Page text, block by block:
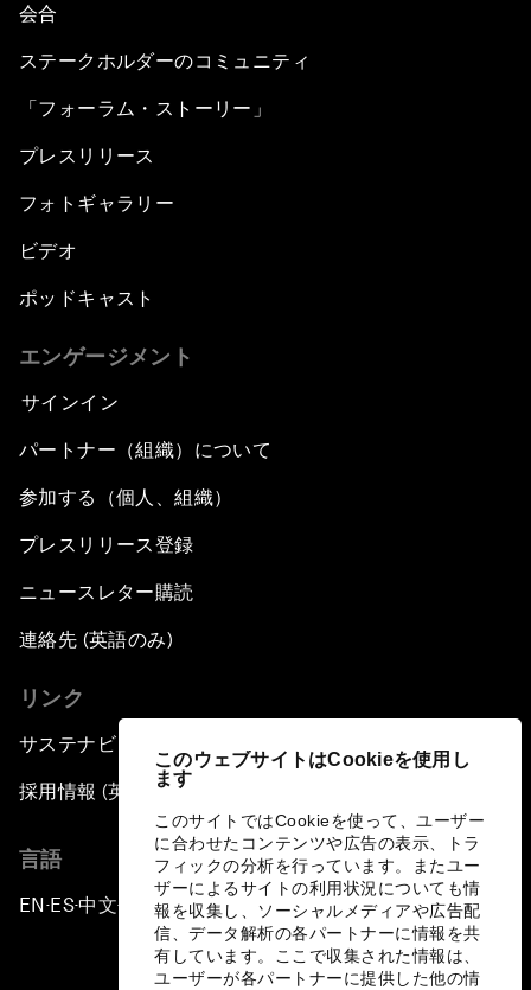
このウェブサイトはCookieを使用し
ます
このサイトではCookieを使って、ユーザー
に合わせたコンテンツや広告の表示、トラ
フィックの分析を行っています。またユー
ザーによるサイトの利用状況についても情
報を収集し、ソーシャルメディアや広告配
信、データ解析の各パートナーに情報を共
有しています。ここで収集された情報は、
ユーザーが各パートナーに提供した他の情
会合
ステークホルダーのコミュニティ
「フォーラム・ストーリー」
プレスリリース
フォトギャラリー
ビデオ
ポッドキャスト
エンゲージメント
サインイン
パートナー（組織）について
参加する（個人、組織）
プレスリリース登録
ニュースレター購読
連絡先 (英語のみ)
リンク
サステナビリティへの取り組み
採用情報 (英語のみ)
言語
EN ▪ES▪中文▪ 日本語